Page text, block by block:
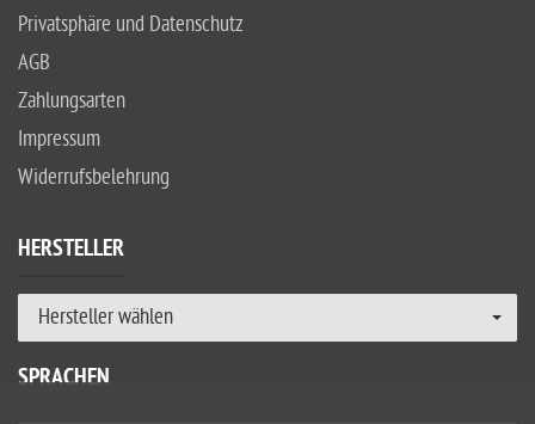
Privatsphäre und Datenschutz
AGB
Zahlungsarten
Impressum
Widerrufsbelehrung
HERSTELLER
Hersteller wählen
SPRACHEN